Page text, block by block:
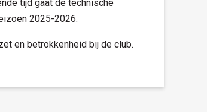
tijd gaat de technische
2025-2026.
en betrokkenheid bij de club.